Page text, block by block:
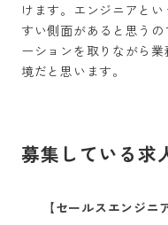
けます。エンジニアと
すい側面があると思う
ーションを取りながら
募集している求
【セールスエンジニ